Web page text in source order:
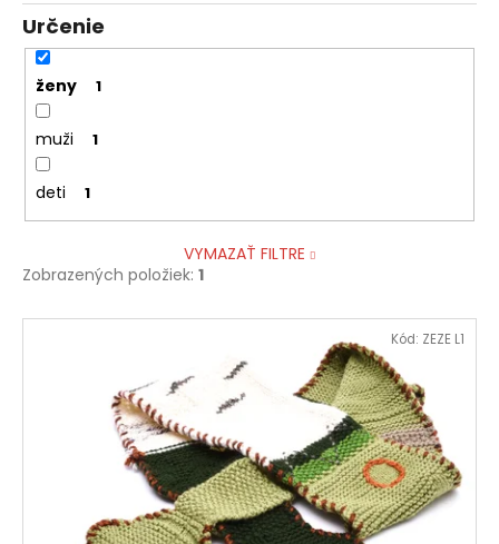
Určenie
ženy 1
muži 1
deti 1
VYMAZAŤ FILTRE
Zobrazených položiek: 1
V Kód: ZEZE L1